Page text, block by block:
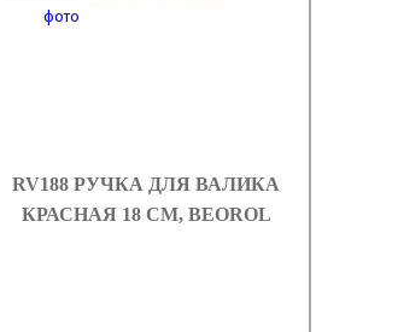
RV188 РУЧКА ДЛЯ ВАЛИКА
КРАСНАЯ 18 СМ, BEOROL